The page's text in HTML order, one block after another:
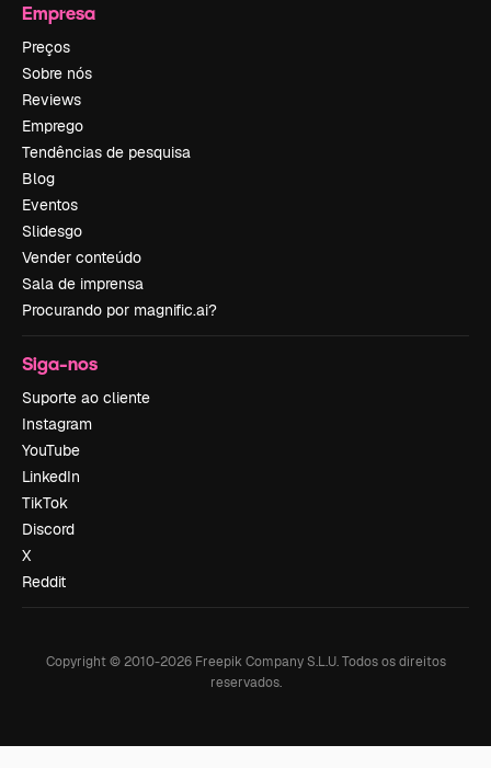
Empresa
Preços
Sobre nós
Reviews
Emprego
Tendências de pesquisa
Blog
Eventos
Slidesgo
Vender conteúdo
Sala de imprensa
Procurando por magnific.ai?
Siga-nos
Suporte ao cliente
Instagram
YouTube
LinkedIn
TikTok
Discord
X
Reddit
Copyright © 2010-2026Freepik Company S.L.U. Todos os direitos
reservados.